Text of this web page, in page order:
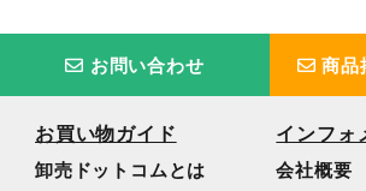
お問い合わせ 商品
お買い物ガイド
卸売ドットコムとは
インフォ
会社概要